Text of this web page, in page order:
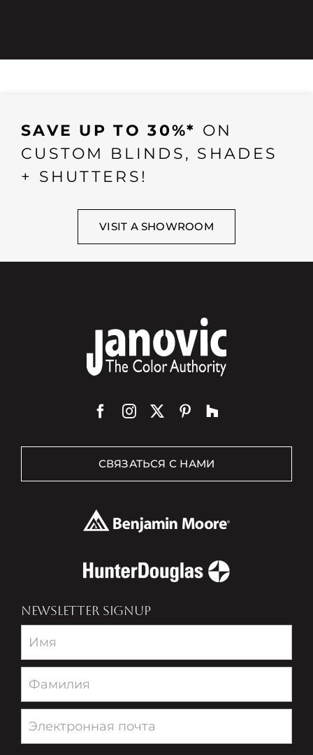
SAVE UP TO 30%* ON
CUSTOM BLINDS, SHADES
+ SHUTTERS!
VISIT A SHOWROOM
СВЯЗАТЬСЯ С НАМИ
NEWSLETTER SIGNUP
Newsletter